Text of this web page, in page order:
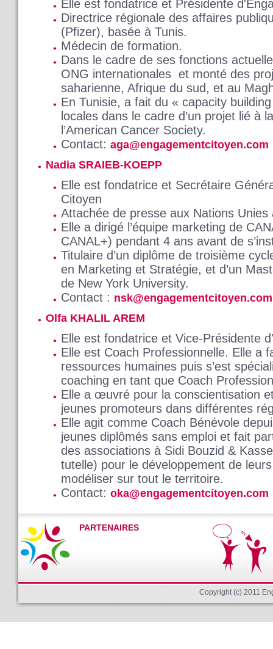
Elle est fondatrice et Présidente
Directrice régionale des affaires
(Pfizer), basée à Tunis.
Médecin de formation.
Dans le cadre de ses fonctions
ONG internationales et monté des
saharienne, Afrique du sud, et au
En Tunisie, a fait du « capacity
locales dans le cadre d’un projet lié à
l’American Cancer Society.
Contact: aga@engagementcitoyen.com
Nadia SRAIEB-KOEPP
Elle est fondatrice et Secrétaire
Citoyen
Attachée de presse aux Nations Unies
Elle a dirigé l’équipe marketing de
CANAL+) pendant 4 ans avant de
Titulaire d’un diplôme de troisième
en Marketing et Stratégie, et d’un
de New York University.
Contact : nsk@engagementcitoyen.com
Olfa KHALIL AREM
Elle est fondatrice et Vice-Présidente
Elle est Coach Professionnelle. Elle a
ressources humaines puis s’est
coaching en tant que Coach
Elle a œuvré pour la conscientisation
jeunes promoteurs dans différentes
Elle agit comme Coach Bénévole
jeunes diplômés sans emploi et fait
des associations à Sidi Bouzid &
tutelle) pour le développement de
modéliser sur tout le territoire.
Contact: oka@engagementcitoyen.com
PARTENAIRES
Copyright (c) 2011